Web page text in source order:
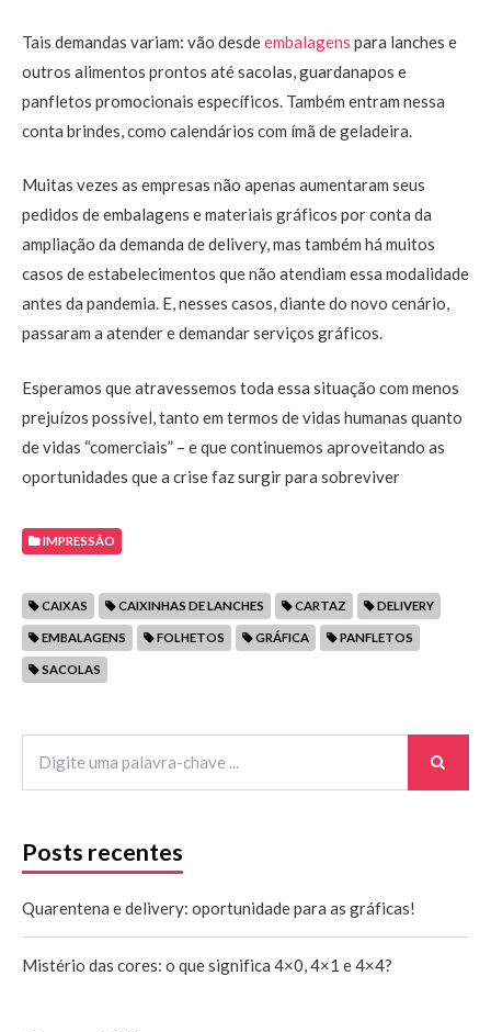
Tais demandas variam: vão desdeembalagens para lanches e
outros alimentos prontos até sacolas, guardanapos e
panfletos promocionais específicos. Também entram nessa
conta brindes, como calendários com ímã de geladeira.
Muitas vezes as empresas não apenas aumentaram seus
pedidos de embalagens e materiais gráficos por conta da
ampliação da demanda de delivery, mas também há muitos
casos de estabelecimentos que não atendiam essa modalidade
antes da pandemia. E, nesses casos, diante do novo cenário,
passaram a atender e demandar serviços gráficos.
Esperamos que atravessemos toda essa situação com menos
prejuízos possível, tanto em termos de vidas humanas quanto
de vidas “comerciais” – e que continuemos aproveitando as
oportunidades que a crise faz surgir para sobreviver
IMPRESSÃO
CAIXAS CAIXINHAS DE LANCHES CARTAZ DELIVERY
EMBALAGENS FOLHETOS GRÁFICA PANFLETOS
SACOLAS
Posts recentes
Quarentena e delivery: oportunidade para as gráficas!
Mistério das cores: o que significa 4×0, 4×1 e 4×4?